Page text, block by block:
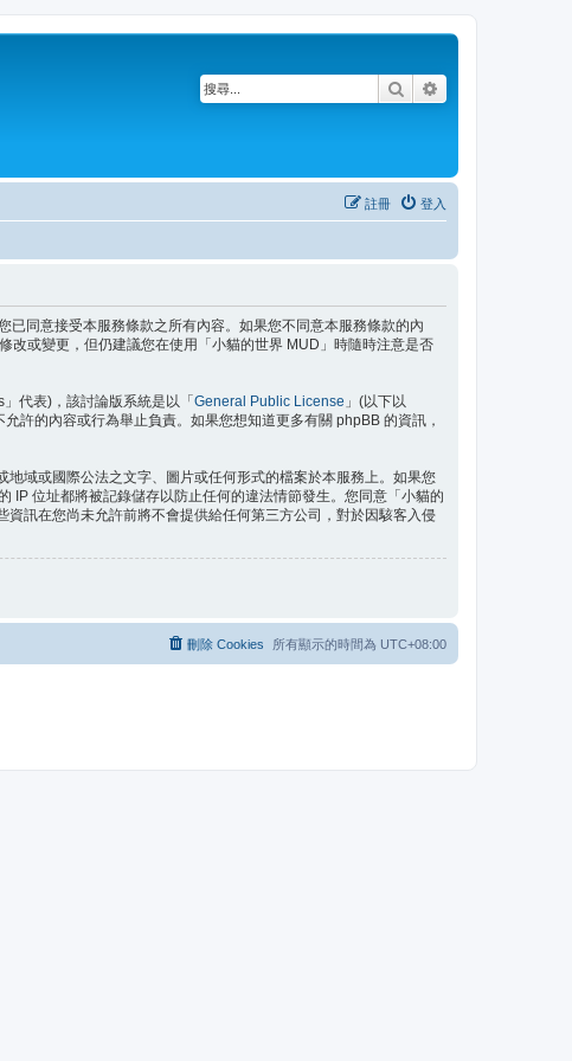
搜尋
登入
註冊
同意接受本服務條款之所有內容。如果您不同意本服務條款的內
改或變更，但仍建議您在使用「小貓的世界 MUD」時隨時注意是否
代表)，該討論版系統是以「 General Public License 」(以下以
許的內容或行為舉止負責。如果您想知道更多有關 phpBB 的資訊，
域或國際公法之文字、圖片或任何形式的檔案於本服務上。如果您
IP 位址都將被記錄儲存以防止任何的違法情節發生。您同意「小貓的
訊在您尚未允許前將不會提供給任何第三方公司，對於因駭客入侵
所有顯示的時間為 UTC+08:00
刪除 Cookies